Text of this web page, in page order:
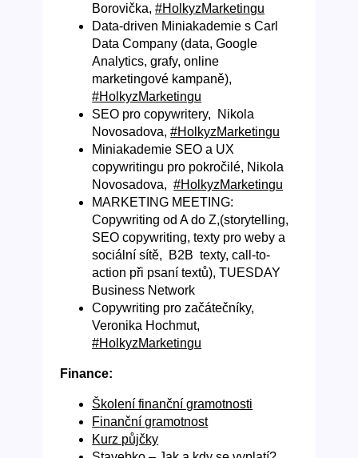
Borovička,#HolkyzMarketingu
Data-driven Miniakademie s Carl
Data Company (data, Google
Analytics, grafy, online
marketingové kampaně),
#HolkyzMarketingu
SEO pro copywritery, Nikola
Novosadova,#HolkyzMarketingu
Miniakademie SEO a UX
copywritingu pro pokročilé, Nikola
Novosadova,#HolkyzMarketingu
MARKETING MEETING:
Copywriting od A do Z,(storytelling,
SEO copywriting, texty pro weby a
sociální sítě, B2B texty, call-to-
action při psaní textů), TUESDAY
Business Network
Copywriting pro začátečníky,
Veronika Hochmut,
#HolkyzMarketingu
Finance:
Školení finanční gramotnosti
Finanční gramotnost
Kurz půjčky